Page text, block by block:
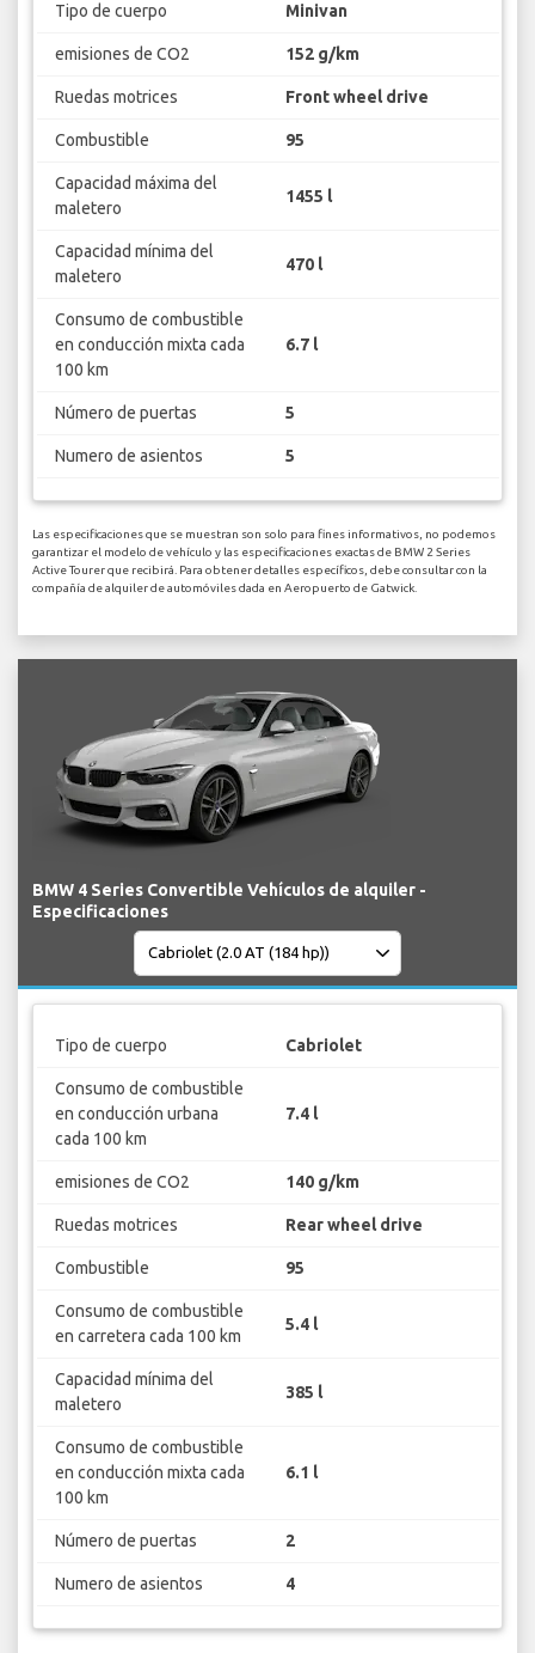
Tipo de cuerpo Minivan
emisiones de CO2 152 g/km
Ruedas motrices Front wheel drive
Combustible 95
Capacidad máxima del
maletero
1455 l
Capacidad mínima del
maletero
470 l
Consumo de combustible
en conducción mixta cada
100 km
6.7 l
Número de puertas 5
Numero de asientos 5
Las especificaciones que se muestran son solo para fines informativos, no podemos
garantizar el modelo de vehículo y las especificaciones exactas de BMW 2 Series
Active Tourer que recibirá. Para obtener detalles específicos, debe consultar con la
compañía de alquiler de automóviles dada en Aeropuerto de Gatwick.
BMW 4 Series Convertible Vehículos de alquiler -
Especificaciones
Tipo de cuerpo Cabriolet
Consumo de combustible
en conducción urbana
cada 100 km
7.4 l
emisiones de CO2 140 g/km
Ruedas motrices Rear wheel drive
Combustible 95
Consumo de combustible
en carretera cada 100 km
5.4 l
Capacidad mínima del
maletero
385 l
Consumo de combustible
en conducción mixta cada
100 km
6.1 l
Número de puertas 2
Numero de asientos 4